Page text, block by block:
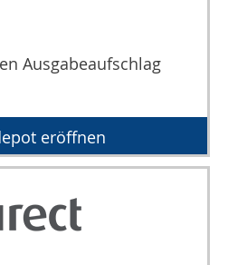
Ausgabeaufschlag
eröffnen